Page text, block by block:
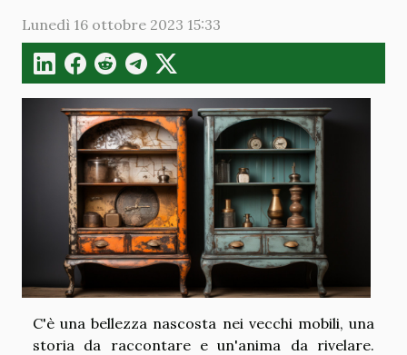
Lunedì 16 ottobre 2023 15:33
C'è una bellezza nascosta nei vecchi mobili, una
storia da raccontare e un'anima da rivelare.